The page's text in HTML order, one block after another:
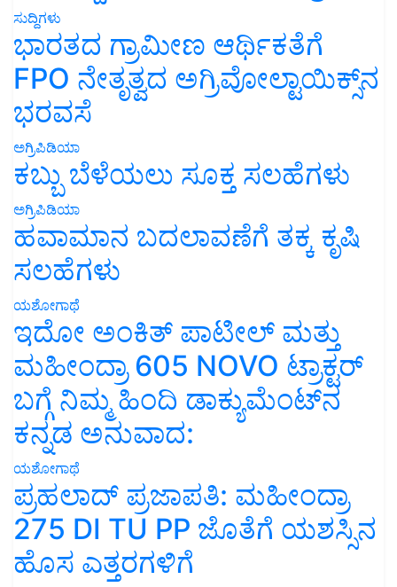
ಸುದ್ದಿಗಳು
ಭಾರತದ ಗ್ರಾಮೀಣ ಆರ್ಥಿಕತೆಗೆ
FPO ನೇತೃತ್ವದ ಅಗ್ರಿವೋಲ್ಟಾಯಿಕ್ಸ್‌ನ
ಭರವಸೆ
ಅಗ್ರಿಪಿಡಿಯಾ
ಕಬ್ಬು ಬೆಳೆಯಲು ಸೂಕ್ತ ಸಲಹೆಗಳು
ಅಗ್ರಿಪಿಡಿಯಾ
ಹವಾಮಾನ ಬದಲಾವಣೆಗೆ ತಕ್ಕ ಕೃಷಿ
ಸಲಹೆಗಳು
ಯಶೋಗಾಥೆ
ಇದೋ ಅಂಕಿತ್ ಪಾಟೀಲ್ ಮತ್ತು
ಮಹೀಂದ್ರಾ 605 NOVO ಟ್ರಾಕ್ಟರ್
ಬಗ್ಗೆ ನಿಮ್ಮ ಹಿಂದಿ ಡಾಕ್ಯುಮೆಂಟ್‌ನ
ಕನ್ನಡ ಅನುವಾದ:
ಯಶೋಗಾಥೆ
ಪ್ರಹಲಾದ್ ಪ್ರಜಾಪತಿ: ಮಹೀಂದ್ರಾ
275 DI TU PP ಜೊತೆಗೆ ಯಶಸ್ಸಿನ
ಹೊಸ ಎತ್ತರಗಳಿಗೆ